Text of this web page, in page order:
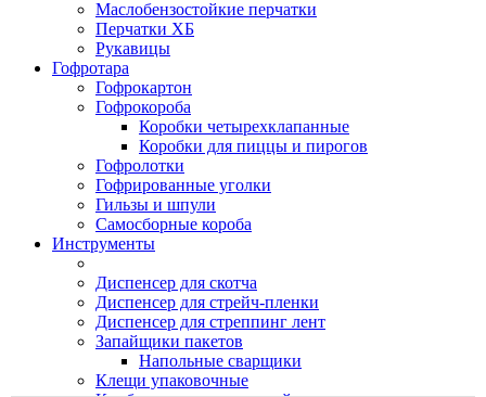
Маслобензостойкие перчатки
Перчатки ХБ
Рукавицы
Гофротара
Гофрокартон
Гофрокороба
Коробки четырехклапанные
Коробки для пиццы и пирогов
Гофролотки
Гофрированные уголки
Гильзы и шпули
Самосборные короба
Инструменты
Диспенсер для скотча
Диспенсер для стрейч-пленки
Диспенсер для стреппинг лент
Запайщики пакетов
Напольные сварщики
Клещи упаковочные